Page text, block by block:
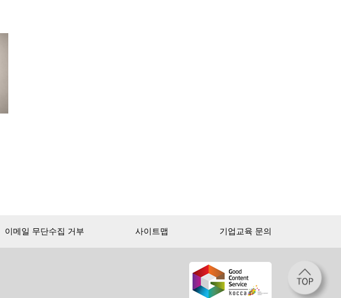
첫 달 무제한 이용
이메일 무단수집 거부 사이트맵 기업교육 문의